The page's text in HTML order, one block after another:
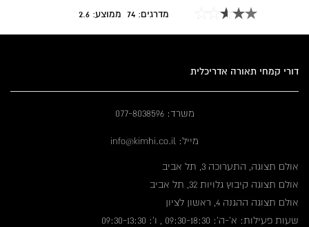
מדרגים: 74 ממוצע: 2.6
דורי קמחי תאורה אדריכלית
משרד: 077-8038596
מייל: info@kimhi.co.il
אולם תצוגה, התערוכה 3, תל אביב
אולם תצוגה קיבוץ גלויות 32, תל אביב
אולם תצוגה ההגנה 4, ראשון לציון
שעות פעילות: א'-ה': 09:30-18:30 , ו': 09:30-13:30